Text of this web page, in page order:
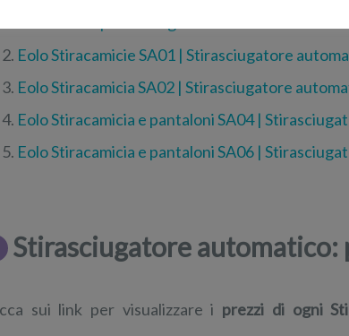
Eolo Stiracamicie SA01 | Stirasciugatore
Eolo Stiracamicia SA02 | Stirasciugatore
Eolo Stiracamicia e pantaloni SA04 |
Eolo Stiracamicia e pantaloni SA06 |
Stirasciugatore automatico:
sui link per visualizzare i prezzi di ogni